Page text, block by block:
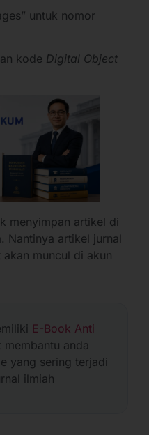
untuk nomor
kode Digital Object
menyimpan artikel di
Nantinya artikel jurnal
muncul di akun
E-Book Anti
membantu anda
yang sering terjadi
ilmiah